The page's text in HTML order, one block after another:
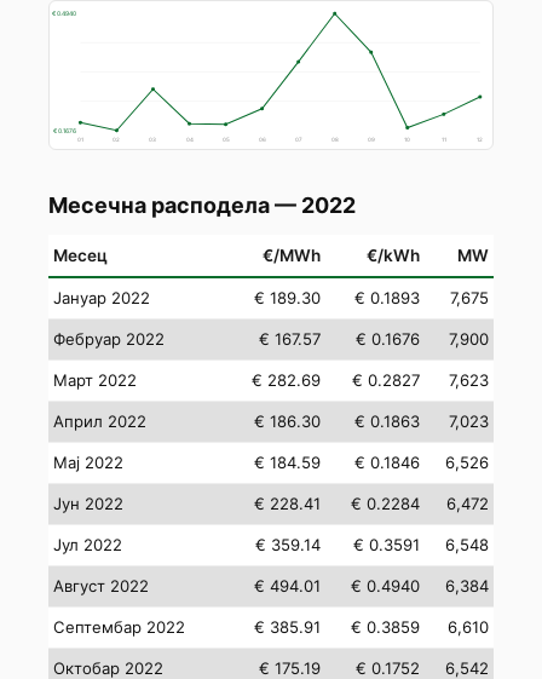
€ 0.4940
€ 0.1676
01 02 03 04 05 06 07 08 09 10 11 12
Месечна расподела — 2022
Месец €/MWh €/kWh MW
Јануар 2022 € 189.30 € 0.1893 7,675
Фебруар 2022 € 167.57 € 0.1676 7,900
Март 2022 € 282.69 € 0.2827 7,623
Април 2022 € 186.30 € 0.1863 7,023
Мај 2022 € 184.59 € 0.1846 6,526
Јун 2022 € 228.41 € 0.2284 6,472
Јул 2022 € 359.14 € 0.3591 6,548
Август 2022 € 494.01 € 0.4940 6,384
Септембар 2022 € 385.91 € 0.3859 6,610
Октобар 2022 € 175.19 € 0.1752 6,542